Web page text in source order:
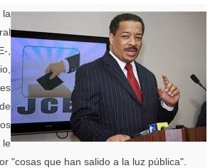
,
le
"cosas que han salido a la luz pública".